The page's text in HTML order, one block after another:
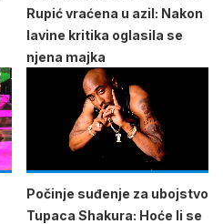
Rupić vraćena u azil: Nakon
lavine kritika oglasila se
njena majka
Počinje suđenje za ubojstvo
Tupaca Shakura: Hoće li se